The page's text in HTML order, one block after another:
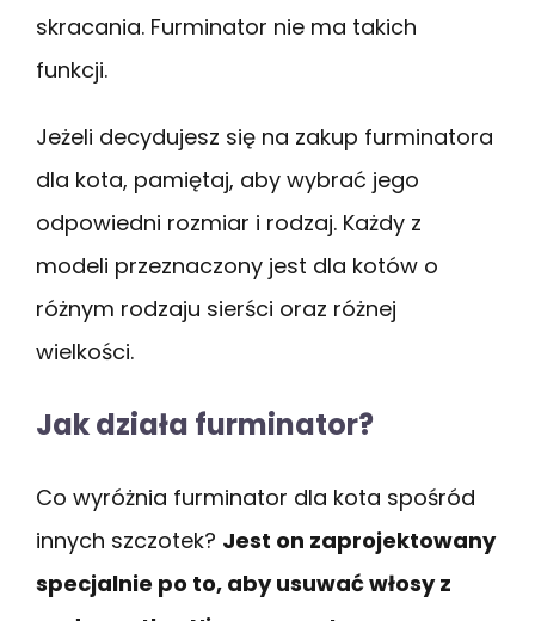
skracania. Furminator nie ma takich
funkcji.
Jeżeli decydujesz się na zakup furminatora
dla kota, pamiętaj, aby wybrać jego
odpowiedni rozmiar i rodzaj. Każdy z
modeli przeznaczony jest dla kotów o
różnym rodzaju sierści oraz różnej
wielkości.
Jak działa furminator?
Co wyróżnia furminator dla kota spośród
innych szczotek? Jest on zaprojektowany
specjalnie po to, aby usuwać włosy z